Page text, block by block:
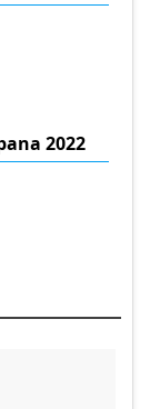
2022